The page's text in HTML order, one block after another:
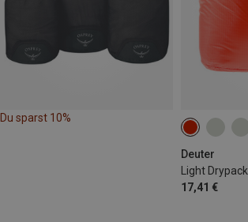
Du sparst 10%
Deuter
Light Drypack
17,41 €
5L